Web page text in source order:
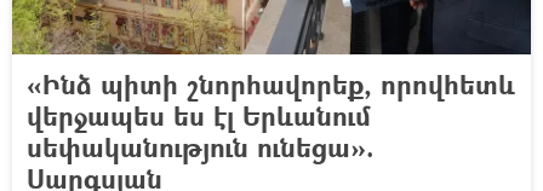
«Ինձ պիտի շնորհավորեք, որովհետև
վերջապես ես էլ Երևանում
սեփականություն ունեցա».
Սարգսյան